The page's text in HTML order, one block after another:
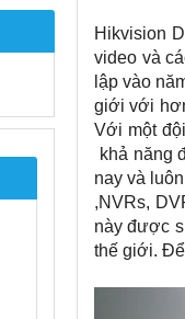
Hikvision
video và
lập vào
giới với
Với một
khả năng
nay và
,NVRs,
này được
thế giới. Để